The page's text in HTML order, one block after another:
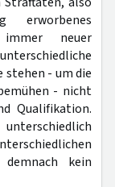
neuer
stehen - um die
- nicht
Qualifikation.
kein